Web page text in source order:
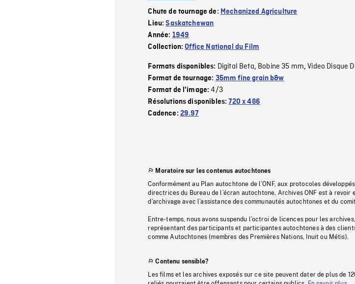
Chute de tournage de: Mechanized Agriculture
Lieu:Saskatchewan
Année: 1949
Collection:Office National du Film
Formats disponibles: Digital Beta, Bobine 35 mm,Video Disque
Format de tournage: 35mm fine grain b&w
Format de l'image:4/3
Résolutions disponibles:720 x 486
Cadence: 29.97
Moratoire sur les contenus autochtones
Conformément au Plan autochtone de l’ONF, aux protocoles
directrices du Bureau de l’écran autochtone, Archives ONF est à
d’archivage avec l’assistance des communautés autochtones et du
Entre-temps, nous avons suspendu l’octroi de licences pour les
représentant des participants et participantes autochtones à des
comme Autochtones (membres des Premières Nations, Inuit ou Métis).
Contenu sensible?
Les films et les archives exposés sur ce site peuvent dater de plus de